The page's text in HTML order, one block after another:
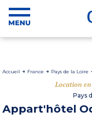
Accueil France Pays de la Loire
Location
Pays
Appart'hôtel